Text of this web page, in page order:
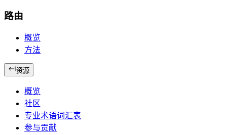
路由
概览
方法
资源
概览
社区
专业术语词汇表
参与贡献